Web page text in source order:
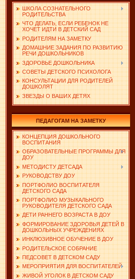
ШКОЛА СОЗНАТЕЛЬНОГО
РОДИТЕЛЬСТВА
ЧТО ДЕЛАТЬ, ЕСЛИ РЕБЕНОК НЕ
ХОЧЕТ ИДТИ В ДЕТСКИЙ САД
РОДИТЕЛЯМ НА ЗАМЕТКУ
ДОМАШНИЕ ЗАДАНИЯ ПО РАЗВИТИЮ
РЕЧИ ДОШКОЛЬНИКОВ
ЗДОРОВЬЕ ДОШКОЛЬНИКА
СОВЕТЫ ДЕТСКОГО ПСИХОЛОГА
КОНСУЛЬТАЦИИ ДЛЯ РОДИТЕЛЕЙ
ДОШКОЛЯТ
ЗВЕЗДЫ О ВАШИХ ДЕТЯХ
ПЕДАГОГАМ НА ЗАМЕТКУ
КОНЦЕПЦИЯ ДОШКОЛЬНОГО
ВОСПИТАНИЯ
ОБРАЗОВАТЕЛЬНЫЕ ПРОГРАММЫ ДЛЯ
ДОУ
МЕТОДИСТУ ДЕТСАДА
РУКОВОДСТВУ ДОУ
ПОРТФОЛИО ВОСПИТАТЕЛЯ
ДЕТСКОГО САДА
ПОРТФОЛИО МУЗЫКАЛЬНОГО
РУКОВОДИТЕЛЯ ДЕТСКОГО САДА
ДЕТИ РАННЕГО ВОЗРАСТА В ДОУ
ФОРМИРОВАНИЕ ЗДОРОВЬЯ ДЕТЕЙ В
ДОШКОЛЬНЫХ УЧРЕЖДЕНИЯХ
ИНКЛЮЗИВНОЕ ОБУЧЕНИЕ В ДОУ
РОДИТЕЛЬСКОЕ СОБРАНИЕ
ПЕДСОВЕТ В ДЕТСКОМ САДУ
МЕРОПРИЯТИЯ ДЛЯ ВОСПИТАТЕЛЕЙ
ЖИВОЙ УГОЛОК В ДЕТСКОМ САДУ